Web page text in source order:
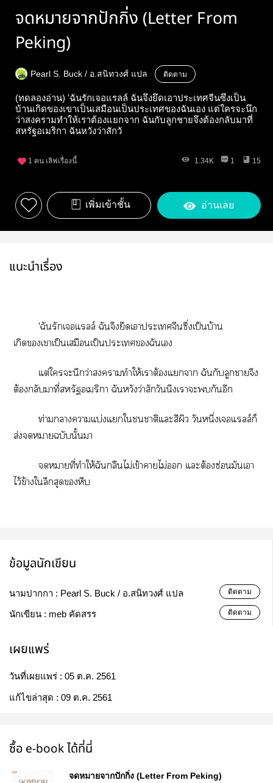
จดหมายจากปักกิ่ง (Letter From
Peking)
Pearl S. Buck / อ.สนิทวงศ์ แปล ติดตาม
(ทดลองอ่าน) 'ฉันรักเจอแรลล์ ฉันจึงยึดเอาประเทศจีนซึ่งเป็น
บ้านเกิดของเขาเป็นเสมือนเป็นประเทศของฉันเอง แต่ใครจะนึก
ว่าสงครามทำให้เราต้องแยกจาก ฉันกับลูกชายจึงต้องกลับมาที่
สหรัฐอเมริกา ฉันหวังว่าสักวั
1 คน เลิฟเรื่องนี้ 1.34K 1 15
เพิ่มเข้าชั้น อ่านเลย
แนะนำเรื่อง
'ฉันรักเแลล์ ฉันจึงยึดเาะเจีนซึ่งเป็นบ้าน
เกิดเาเป็นเสมือนเป็นะเฉันเ
แต่ใะนึกว่าาทำให้เาต้องแา ฉันกับลูกาจึง
ต้องกลับมาที่สหรัฐอเมริกา ฉันหวังว่าสักวันนึงเาะกันอีก
ท่ามกลางาแบ่งแใาติแะสีผิว วันหนึ่งเแลล์ก็
ส่งาฉบับนั้นา
าที่ทำให้ฉันกลืนไม่เข้าาไม่ แะต้องซ่อนมันเา
ไว้ข้างใลึกสุดหีบ
ข้อมูลนักเขียน
นามปากกา : Pearl S. Buck / อ.สนิทวงศ์ แปล ติดตาม
นักเขียน : meb คัดสรร ติดตาม
เผยแพร่
วันที่เผยแพร่ : 05 ต.ค. 2561
แก้ไขล่าสุด : 09 ต.ค. 2561
ซื้อ e-book ได้ที่นี่
จดหมายจากปักกิ่ง (Letter From Peking)